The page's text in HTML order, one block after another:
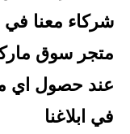
شركاء معنا في
متجر سوق
عند حصول اي
في ابلاغنا